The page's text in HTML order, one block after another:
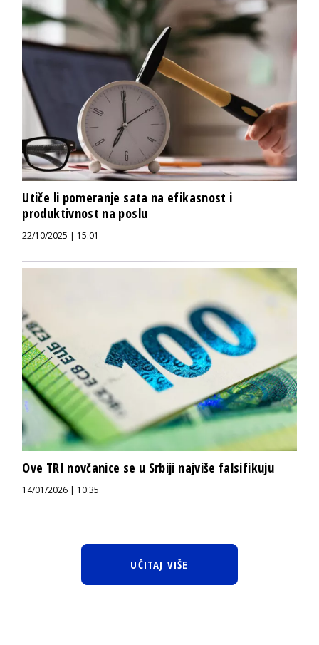
Utiče li pomeranje sata na efikasnost i
produktivnost na poslu
22/10/2025 | 15:01
Ove TRI novčanice se u Srbiji najviše falsifikuju
14/01/2026 | 10:35
UČITAJ VIŠE